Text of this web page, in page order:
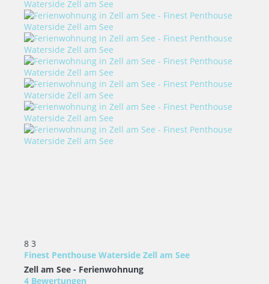
8 3
Finest Penthouse Waterside Zell am See
Zell am See - Ferienwohnung
4 Bewertungen